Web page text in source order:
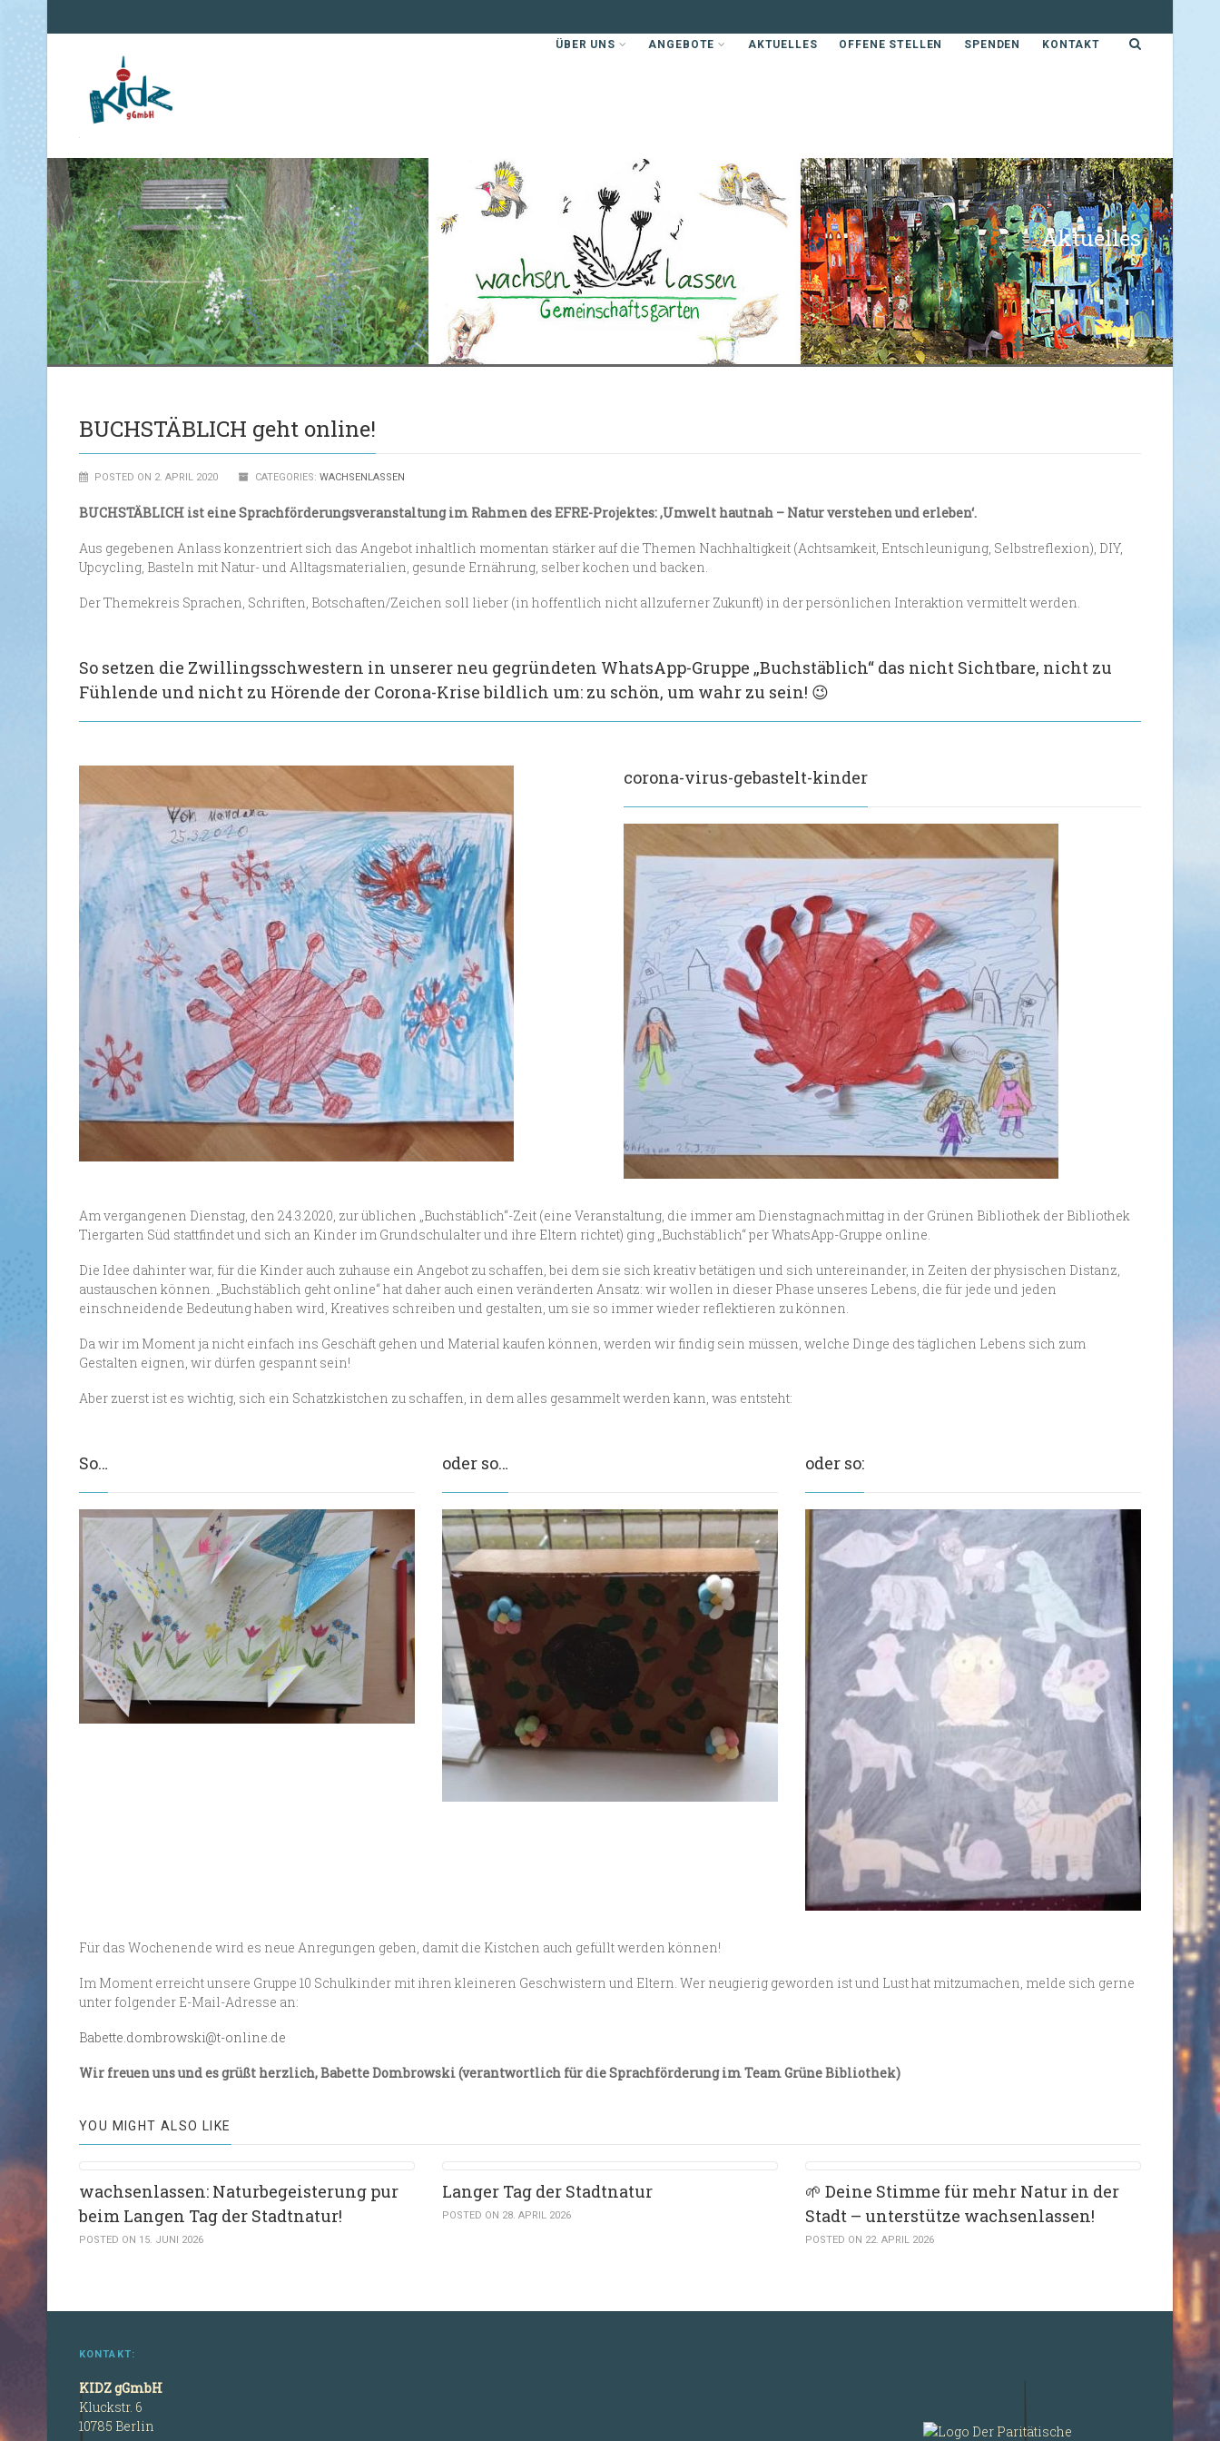
ÜBER UNS ANGEBOTE AKTUELLES OFFENE STELLEN SPENDEN KONTAKT
Aktuelles
BUCHSTÄBLICH geht online!
POSTED ON 2. APRIL 2020 CATEGORIES: WACHSENLASSEN
BUCHSTÄBLICH ist eine Sprachförderungsveranstaltung im Rahmen desEFRE-Projektes: ‚Umwelt hautnah – Natur verstehen und erleben‘.
Aus gegebenen Anlass konzentriert sich das Angebot inhaltlich momentan stärker auf die Themen Nachhaltigkeit (Achtsamkeit, Entschleunigung, Selbstreflexion), DIY,
Upcycling, Basteln mit Natur- und Alltagsmaterialien, gesunde Ernährung, selber kochen und backen.
Der Themekreis Sprachen, Schriften, Botschaften/Zeichen soll lieber (in hoffentlich nicht allzuferner Zukunft) in der persönlichen Interaktion vermittelt werden.
So setzen die Zwillingsschwestern in unserer neu gegründeten WhatsApp-Gruppe „Buchstäblich“ das nicht Sichtbare, nicht zu
Fühlende und nicht zu Hörende der Corona-Krise bildlich um: zu schön, um wahr zu sein! 😉
corona-virus-gebastelt-kinder
Am vergangenen Dienstag, den 24.3.2020, zur üblichen „Buchstäblich“-Zeit (eine Veranstaltung, die immer am Dienstagnachmittag in der Grünen Bibliothek der Bibliothek
Tiergarten Süd stattfindet und sich an Kinder im Grundschulalter und ihre Eltern richtet) ging „Buchstäblich“ per WhatsApp-Gruppe online.
Die Idee dahinter war, für die Kinder auch zuhause ein Angebot zu schaffen, bei dem sie sich kreativ betätigen und sich untereinander, in Zeiten der physischen Distanz,
austauschen können. „Buchstäblich geht online“ hat daher auch einen veränderten Ansatz: wir wollen in dieser Phase unseres Lebens, die für jede und jeden
einschneidende Bedeutung haben wird, Kreatives schreiben und gestalten, um sie so immer wieder reflektieren zu können.
Da wir im Moment ja nicht einfach ins Geschäft gehen und Material kaufen können, werden wir findig sein müssen, welche Dinge des täglichen Lebens sich zum
Gestalten eignen, wir dürfen gespannt sein!
Aber zuerst ist es wichtig, sich ein Schatzkistchen zu schaffen, in dem alles gesammelt werden kann, was entsteht:
So… oder so… oder so:
Für das Wochenende wird es neue Anregungen geben, damit die Kistchen auch gefüllt werden können!
Im Moment erreicht unsere Gruppe 10 Schulkinder mit ihren kleineren Geschwistern und Eltern. Wer neugierig geworden ist und Lust hat mitzumachen, melde sich gerne
unter folgender E-Mail-Adresse an:
Babette.dombrowski@t-online.de
Wir freuen uns und es grüßt herzlich, Babette Dombrowski (verantwortlich für die Sprachförderung im Team Grüne Bibliothek)
YOU MIGHT ALSO LIKE
wachsenlassen: Naturbegeisterung pur
beim Langen Tag der Stadtnatur!
POSTED ON 15. JUNI 2026
Langer Tag der Stadtnatur
POSTED ON 28. APRIL 2026
🌱 Deine Stimme für mehr Natur in der
Stadt – unterstütze wachsenlassen!
POSTED ON 22. APRIL 2026
KONTAKT:
KIDZ gGmbH
Kluckstr. 6
10785 Berlin